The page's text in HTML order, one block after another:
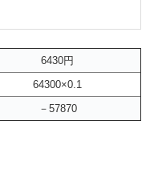
6430円
64300×0.1
－57870